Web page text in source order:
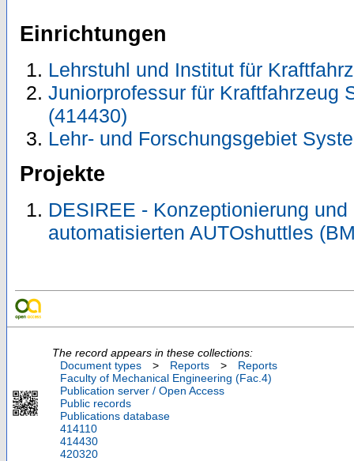
Einrichtungen
Lehrstuhl und Institut für
Juniorprofessur für Kraftfahrzeug
(414430)
Lehr- und Forschungsgebiet
Projekte
DESIREE - Konzeptionierung
automatisierten AUTOshuttles
The record appears in these collections:
Document types
> Reports >
Reports
Faculty of Mechanical Engineering (Fac.4)
Publication server / Open Access
Public records
Publications database
414110
414430
420320